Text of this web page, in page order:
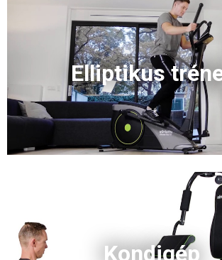
Elliptikus
Kondigép